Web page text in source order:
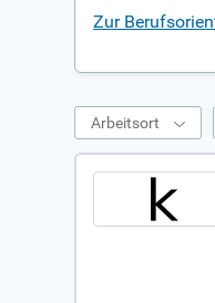
Zur
Arbeitsort